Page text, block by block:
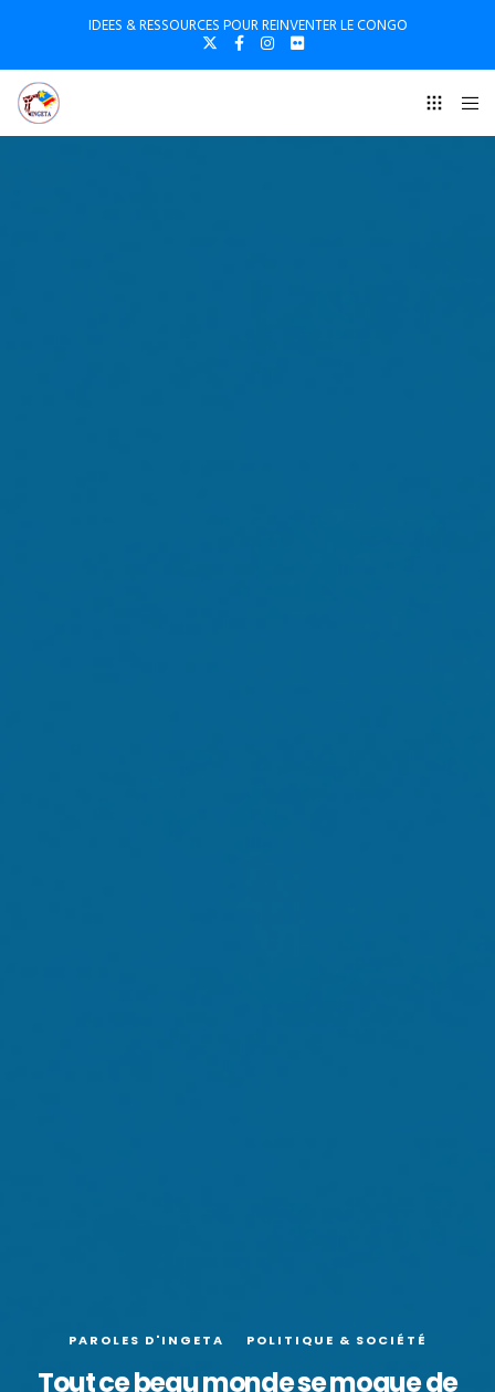
IDEES & RESSOURCES POUR REINVENTER LE CONGO
PAROLES D'INGETA POLITIQUE & SOCIÉTÉ
Tout ce beau monde se moque de